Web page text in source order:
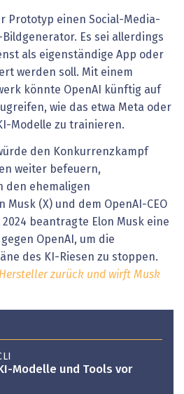
Prototyp einen Social-Media-
Bildgenerator. Es sei allerdings
als eigenständige App oder
werden soll. Mit einem
könnte OpenAI künftig auf
wie das etwa Meta oder
Modelle zu trainieren.
den Konkurrenzkampf
weiter befeuern,
den ehemaligen
(X) und dem OpenAI-CEO
beantragte Elon Musk eine
OpenAI, um die
des KI-Riesen zu stoppen.
zurück und wirft Musk
Modelle und Tools vor